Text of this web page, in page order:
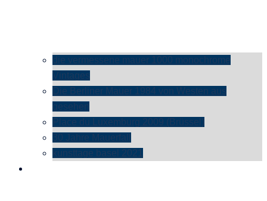
die vermessene mauer 1000 monochrome
Vintages
Die Berliner Mauer 1984 von Westen aus
gesehen
Place du Luxemburg 2009 (Brüssel)
30 Jahre Mauerfall
kunsttage basel 2021